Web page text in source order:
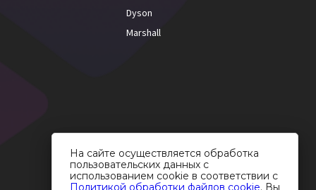
Dyson
Marshall
На сайте осуществляется обработка
пользовательских данных с
использованием cookie в соответствии с
Политикой обработки файлов cookie. Вы